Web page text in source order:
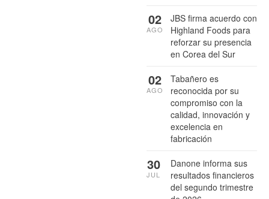
JBS firma acuerdo con
Highland Foods para
reforzar su presencia
en Corea del Sur
02
AGO
Tabañero es
reconocida por su
compromiso con la
calidad, innovación y
excelencia en
fabricación
02
AGO
Danone informa sus
resultados financieros
del segundo trimestre
30
JUL